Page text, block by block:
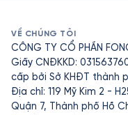
VỀ CHÚNG TÔI
CÔNG TY CỔ PHẦN
Giấy CNĐKKD:
cấp bởi Sở KHĐT thành
Địa chỉ: 119 Mỹ Kim 2 -
Quận 7, Thành phố Hồ